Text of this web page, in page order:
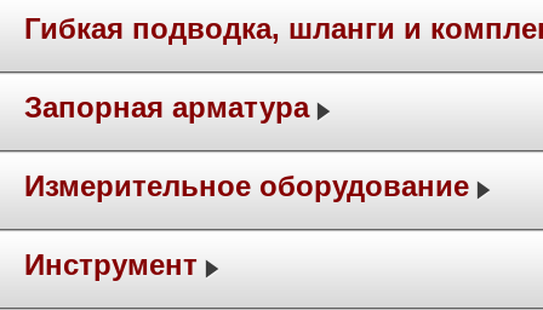
Гибкая подводка, шланги и
Запорная арматура
Измерительное оборудование
Инструмент